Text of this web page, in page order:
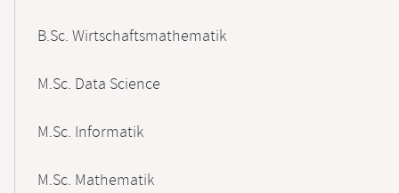
B.Sc. Wirtschaftsmathematik
M.Sc. Data Science
M.Sc. Informatik
M.Sc. Mathematik